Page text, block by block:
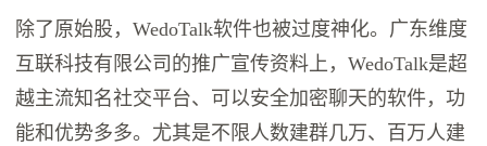
除了原始股，WedoTalk软件也被过度神化。广东维度
互联科技有限公司的推广宣传资料上，WedoTalk是超
越主流知名社交平台、可以安全加密聊天的软件，功
能和优势多多。尤其是不限人数建群几万、百万人建